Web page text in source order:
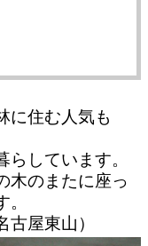
に住む人気も
しています。
木のまたに座っ
屋東山）